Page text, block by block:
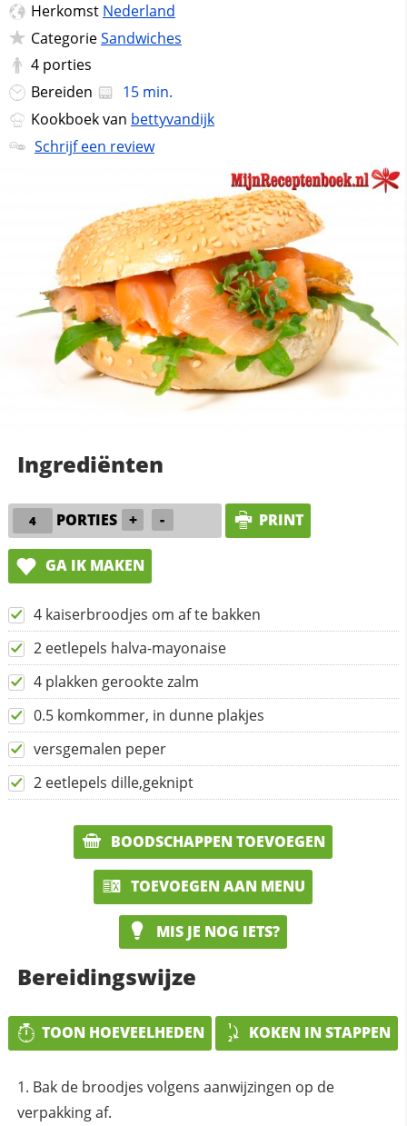
Herkomst Nederland
CategorieSandwiches
4 porties
Bereiden
15 min.
Kookboek van bettyvandijk
Schrijf een review
Ingrediënten
PORTIES + - PRINT
GA IK MAKEN
4 kaiserbroodjes om af te bakken
2 eetlepels halva-mayonaise
4 plakken gerookte zalm
0.5 komkommer, in dunne plakjes
versgemalen peper
2 eetlepels dille,geknipt
BOODSCHAPPEN TOEVOEGEN
TOEVOEGEN AAN MENU
MIS JE NOG IETS?
Bereidingswijze
TOON HOEVEELHEDEN KOKEN IN STAPPEN
Bak de broodjes volgens aanwijzingen op de
verpakking af.